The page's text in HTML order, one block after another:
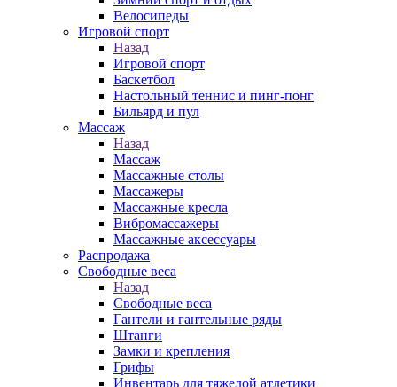
Велосипеды
Игровой спорт
Назад
Игровой спорт
Баскетбол
Настольный теннис и пинг-понг
Бильярд и пул
Массаж
Назад
Массаж
Массажные столы
Массажеры
Массажные кресла
Вибромассажеры
Массажные аксессуары
Распродажа
Свободные веса
Назад
Свободные веса
Гантели и гантельные ряды
Штанги
Замки и крепления
Грифы
Инвентарь для тяжелой атлетики